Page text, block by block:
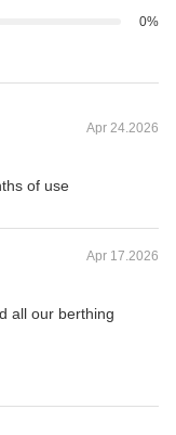
0%
Apr 24.2026
of use
Apr 17.2026
all our berthing